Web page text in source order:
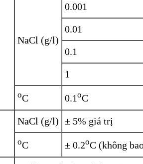
NaCl (g/l)
0.001
0.01
0.1
1
oC 0.1oC
NaCl (g/l) ± 5% giá trị
oC ± 0.2oC (không